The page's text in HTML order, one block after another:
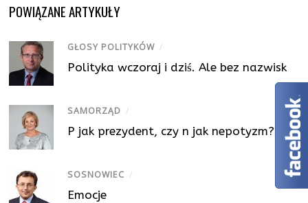
POWIĄZANE ARTYKUŁY
GŁOSY POLITYKÓW /
Polityka wczoraj i dziś. Ale bez nazwisk
SAMORZĄD /
P jak prezydent, czy n jak nepotyzm?
SOSNOWIEC /
Emocje